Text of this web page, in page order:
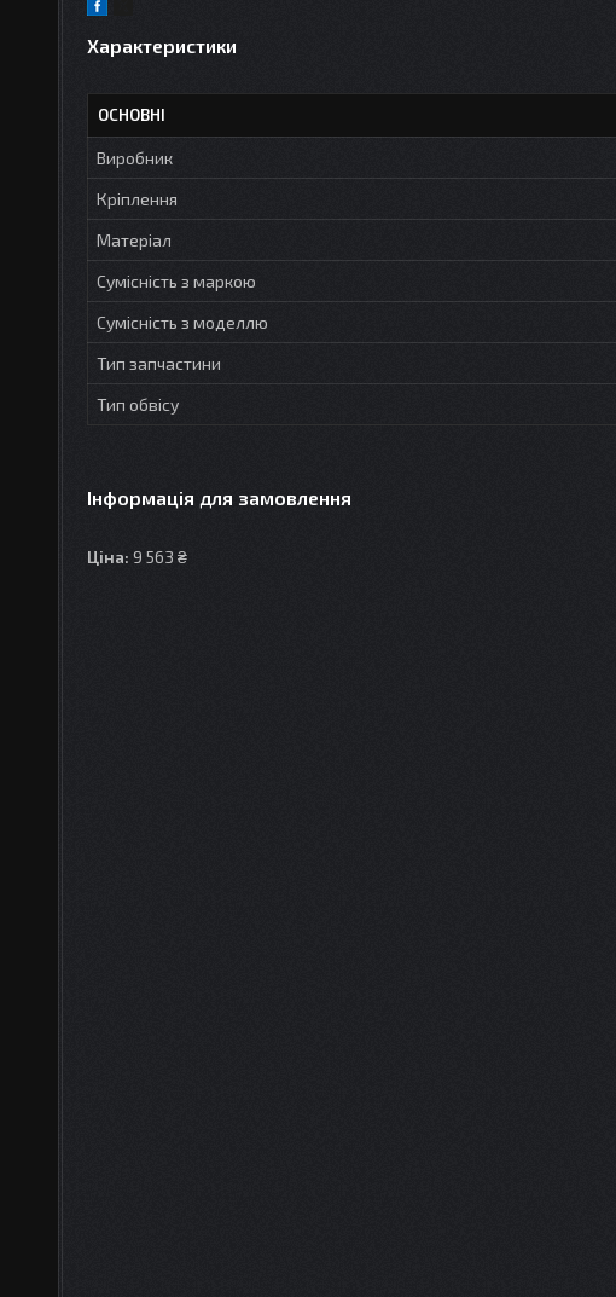
Характеристики
ОСНОВНІ
Виробник
Кріплення
Матеріал
Сумісність з маркою
Сумісність з моделлю
Тип запчастини
Тип обвісу
Інформація для замовлення
Ціна: 9 563 ₴